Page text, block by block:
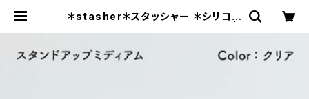
＊stasher＊スタッシャー ＊シリコン